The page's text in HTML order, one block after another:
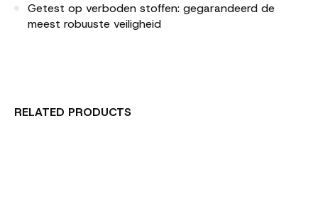
Getest op verboden stoffen: gegarandeerd de
meest robuuste veiligheid
RELATED PRODUCTS